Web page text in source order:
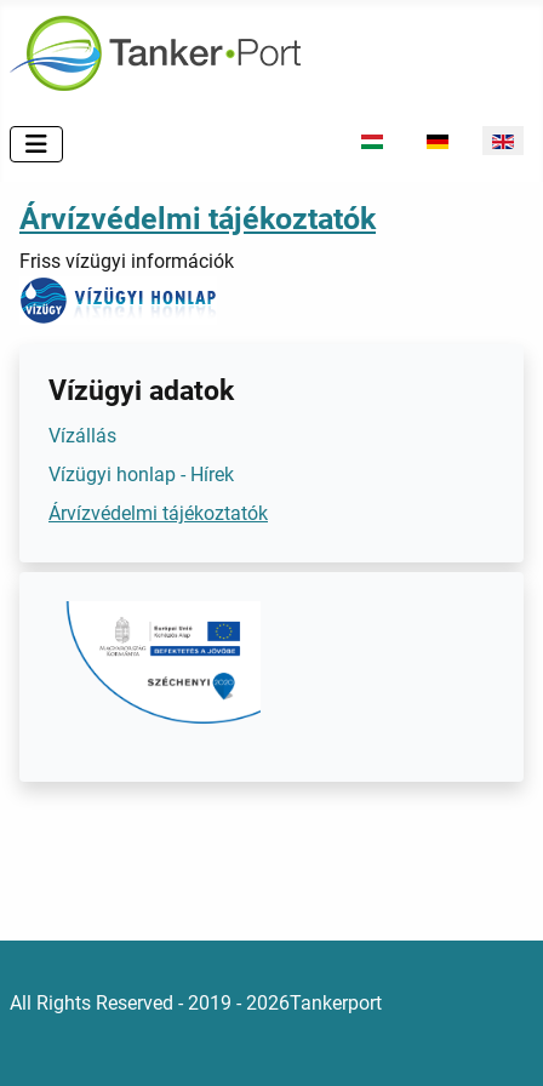
Select your language
Árvízvédelmi tájékoztatók
Friss vízügyi információk
Vízügyi adatok
Vízállás
Vízügyi honlap - Hírek
Árvízvédelmi tájékoztatók
All Rights Reserved - 2019 - 2026Tankerport